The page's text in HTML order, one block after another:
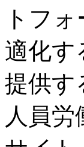
トフ
適化す
提供す
人員